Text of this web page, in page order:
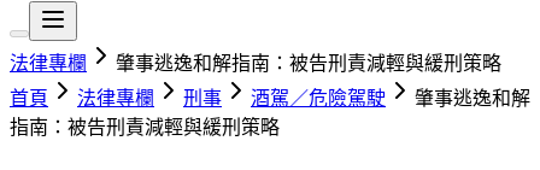
法律專欄
肇事逃逸和解指南：被告刑責減輕與緩刑策略
首頁
法律專欄 刑事 酒駕／危險駕駛
肇事逃逸和解
指南：被告刑責減輕與緩刑策略